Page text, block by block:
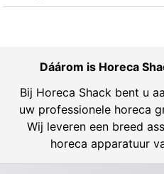
Dáárom is Horeca
Bij Horeca Shack bent u
uw professionele horeca
Wij leveren een breed
horeca apparatuur